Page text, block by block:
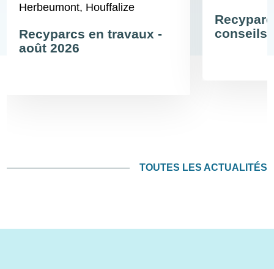
Herbeumont, Houffalize
Recyparcs en travaux -
août 2026
conseils
TOUTES LES ACTUALITÉS